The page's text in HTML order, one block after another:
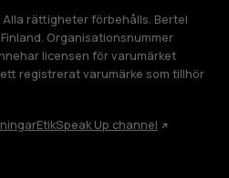
Alla rättigheter förbehålls. Bertel
Organisationsnummer
licensen för varumärket
registrerat varumärke som tillhör
EtikSpeak Up channel